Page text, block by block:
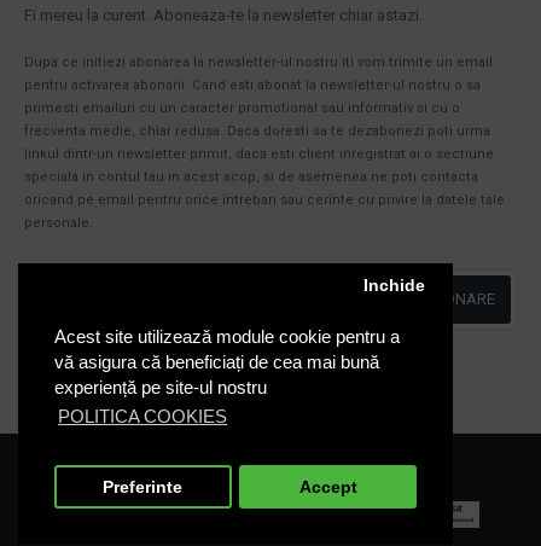
Acest site utilizează module cookie pentru a
vă asigura că beneficiați de cea mai bună
experiență pe site-ul nostru
POLITICA COOKIES
Inchide
Preferinte Accept
Fi mereu la curent. Aboneaza-te la newsletter chiar astazi.
Dupa ce initiezi abonarea la newsletter-ul nostru iti vom trimite un email
pentru activarea abonarii. Cand esti abonat la newsletter-ul nostru o sa
primesti emailuri cu un caracter promotional sau informativ si cu o
frecventa medie, chiar redusa. Daca doresti sa te dezabonezi poti urma
linkul dintr-un newsletter primit, daca esti client inregistrat ai o sectiune
speciala in contul tau in acest scop, si de asemenea ne poti contacta
oricand pe email pentru orice intrebari sau cerinte cu privire la datele tale
personale.
ABONARE
Am citit şi sunt de acord cu Politica de Confidentialitate
Cosuri-Europubele.ro © 2020